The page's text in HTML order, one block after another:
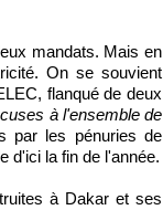
mandats. Mais en
On se souvient
flanqué de deux
à l'ensemble de
par les pénuries de
d'ici la fin de l'année.
à Dakar et ses